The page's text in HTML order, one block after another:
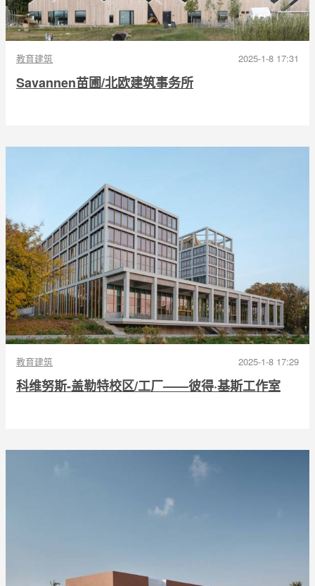
教育建筑 2025-1-8 17:31
Savannen苗圃/北欧建筑事务所
教育建筑 2025-1-8 17:29
科维努斯-盖勒特校区/工厂——彼得·基斯工作室